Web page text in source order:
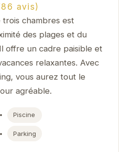
avis)
chambres est
des plages et du
offre un cadre paisible et
relaxantes. Avec
vous aurez tout le
agréable.
Piscine
Parking